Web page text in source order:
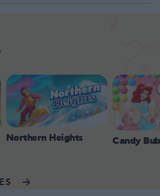
Northern Heights Candy